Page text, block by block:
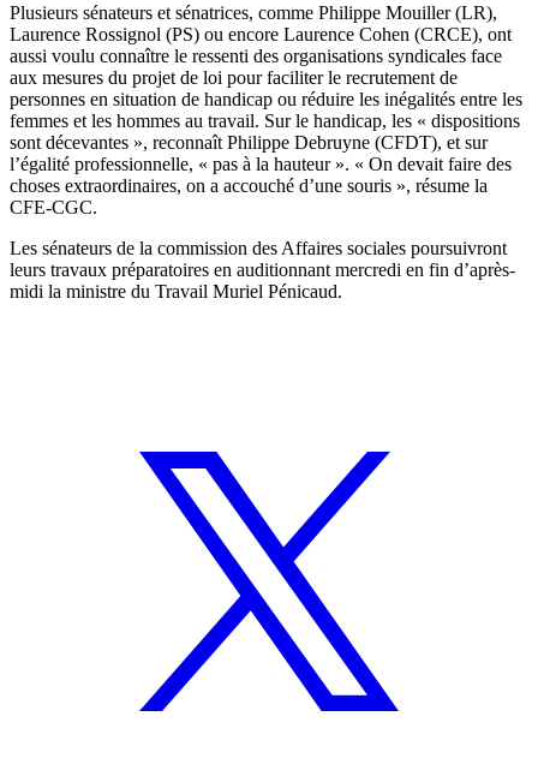
Plusieurs sénateurs et sénatrices, comme Philippe Mouiller (LR),
Laurence Rossignol (PS) ou encore Laurence Cohen (CRCE), ont
aussi voulu connaître le ressenti des organisations syndicales face
aux mesures du projet de loi pour faciliter le recrutement de
personnes en situation de handicap ou réduire les inégalités entre les
femmes et les hommes au travail. Sur le handicap, les « dispositions
sont décevantes », reconnaît Philippe Debruyne (CFDT), et sur
l’égalité professionnelle, « pas à la hauteur ». « On devait faire des
choses extraordinaires, on a accouché d’une souris », résume la
CFE-CGC.
Les sénateurs de la commission des Affaires sociales poursuivront
leurs travaux préparatoires en auditionnant mercredi en fin d’après-
midi la ministre du Travail Muriel Pénicaud.